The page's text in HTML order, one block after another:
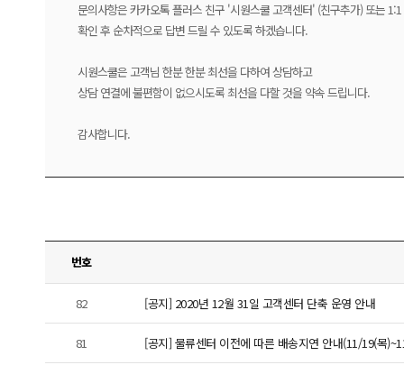
문의사항은 카카오톡 플러스 친구 '시원스쿨 고객센터' (친구추가) 또는
확인 후 순차적으로 답변 드릴 수 있도록 하겠습니다.
시원스쿨은 고객님 한분 한분 최선을 다하여 상담하고
상담 연결에 불편함이 없으시도록 최선을 다할 것을 약속 드립니다.
감사합니다.
번호
82 [공지] 2020년 12월 31일 고객센터 단축 운영 안내
81 [공지] 물류센터 이전에 따른 배송지연 안내(11/19(목